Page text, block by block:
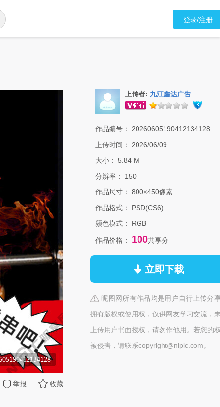
登录/注册
举报 收藏
上传者: 九江鑫达广告
作品编号：
20260605190412134128
上传时间：
2026/06/09
大小：
5.84 M
分辨率：
150
作品尺寸：
800×450像素
作品格式：
PSD(CS6)
颜色模式：
RGB
作品价格： 100共享分
立即下载
昵图网所有作品均是用户自行上传分
拥有版权或使用权，仅供网友学习交流，
上传用户书面授权，请勿作他用。若您的
被侵害，请联系copyright@nipic.com。